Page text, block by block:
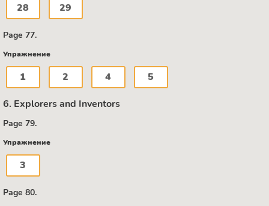
28 29
Page 77.
Упражнение
1 2 4 5
6. Explorers and Inventors
Page 79.
Упражнение
3
Page 80.